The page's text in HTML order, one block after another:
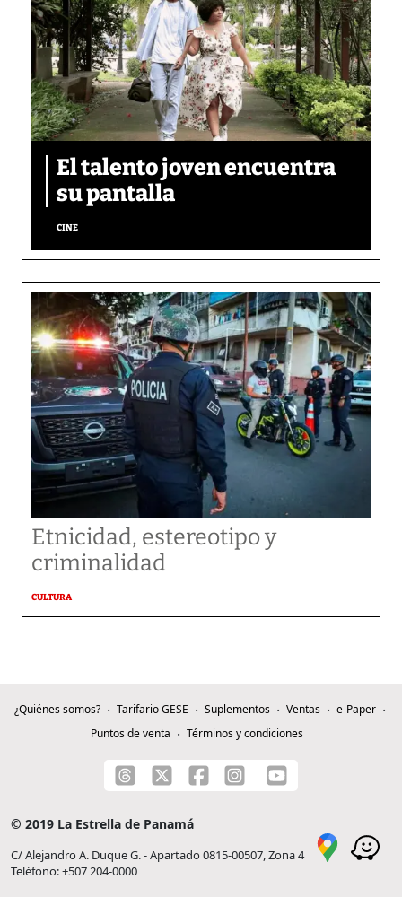
El talento joven encuentra
su pantalla​
CINE
Etnicidad, estereotipo y
criminalidad
CULTURA
¿Quiénes somos? Tarifario GESE Suplementos Ventas
e-Paper
Puntos de venta
Términos y condiciones
© 2019 La Estrella de Panamá
C/ Alejandro A. Duque G. - Apartado 0815-00507, Zona 4
Teléfono: +507 204-0000